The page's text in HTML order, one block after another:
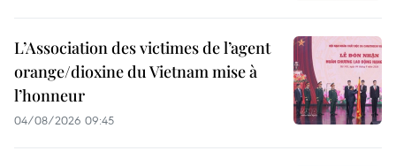
L’Association des victimes de l’agent
orange/dioxine du Vietnam mise à
l’honneur
04/08/2026 09:45